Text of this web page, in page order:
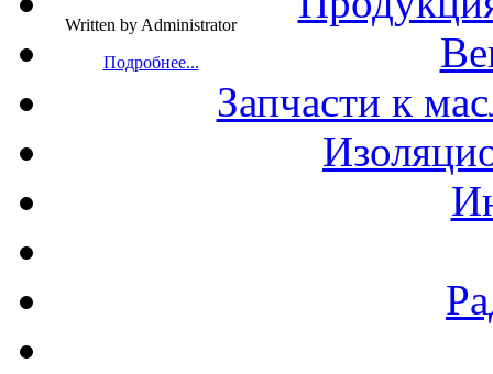
Запчасти к
Written by Administrator
Подробнее...